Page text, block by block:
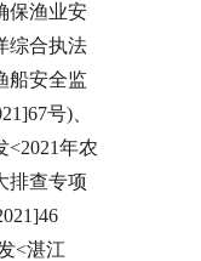
保渔业安
综合执法
船安全监
号)、
<2021年农
排查专项
<湛江